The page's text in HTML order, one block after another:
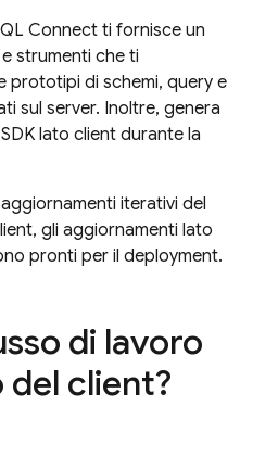
Connectti fornisce un
strumenti che ti
prototipi di schemi, query e
sul server. Inoltre, genera
lato client durante la
iterativi del
gli aggiornamenti lato
pronti per il deployment.
di lavoro
del client?